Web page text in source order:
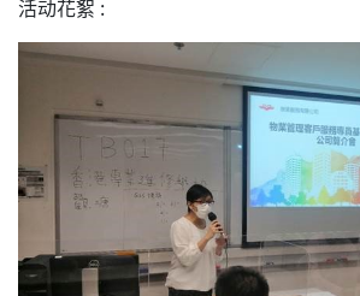
活动花絮 :